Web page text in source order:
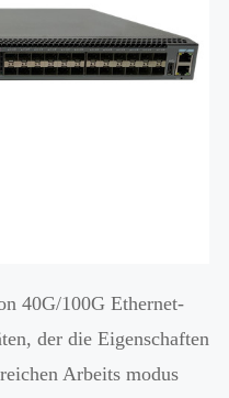
40G/100G Ethernet-
der die Eigenschaften
Arbeits modus